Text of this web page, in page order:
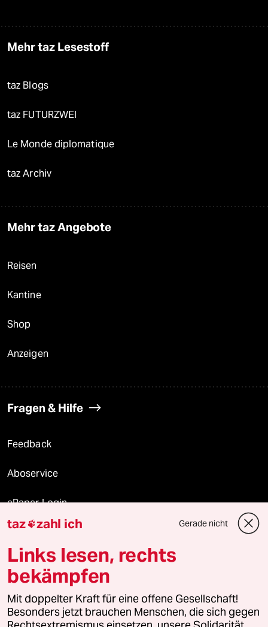
Mehr taz Lesestoff
taz Blogs
taz FUTURZWEI
Le Monde diplomatique
taz Archiv
Mehr taz Angebote
Reisen
Kantine
Shop
Anzeigen
Fragen & Hilfe
Feedback
Aboservice
ePaper Login
Downloads für Abonnierende
© 2026 taz Verlags und Vertriebs GmbH
Alle Rechte vorbehalten. Bei rechtlichen Fragen oder für Genehmigungen
wenden Sie sich bitte an
lizenzen@taz.de
taz zahl ich Gerade nicht
Links lesen, rechts
bekämpfen
Mit doppelter Kraft für eine offene Gesellschaft!
Besonders jetzt brauchen Menschen, die sich gegen